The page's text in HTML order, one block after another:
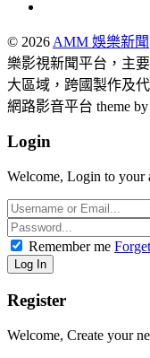
© 2026 AMM 娛樂新聞
樂影視新聞平台，主
大區域，跨國製作及
網路影音平台 theme by
Login
Welcome, Login to your
Remember me
Register
Welcome, Create your